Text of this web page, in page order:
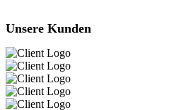
Unsere Kunden